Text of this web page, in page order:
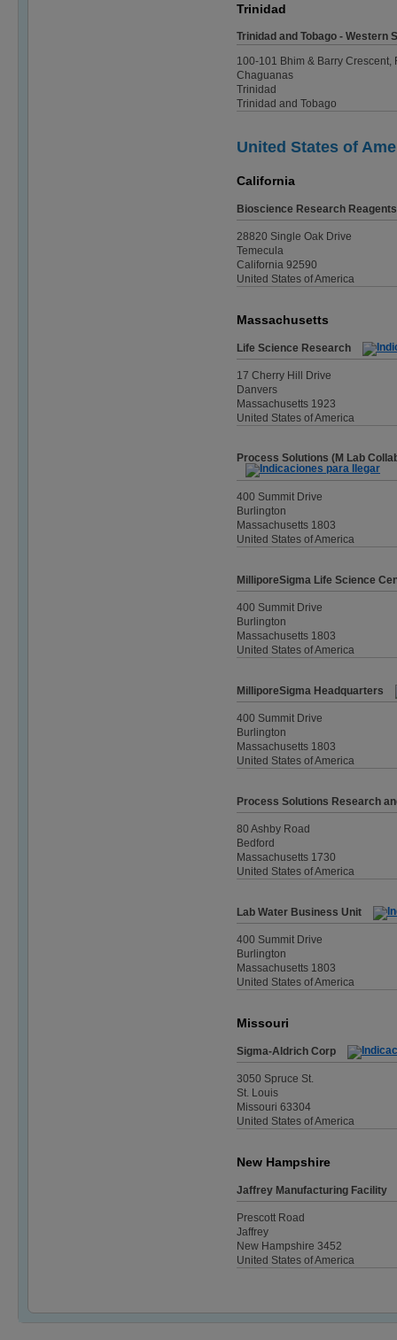
Trinidad
Trinidad and Tobago - Western
100-101 Bhim & Barry Crescent,
Chaguanas
Trinidad
Trinidad and Tobago
United States of
California
Bioscience Research
28820 Single Oak Drive
Temecula
California 92590
United States of America
Massachusetts
Life Science Research
17 Cherry Hill Drive
Danvers
Massachusetts 1923
United States of America
Process Solutions (M Lab
400 Summit Drive
Burlington
Massachusetts 1803
United States of America
MilliporeSigma Life Science
400 Summit Drive
Burlington
Massachusetts 1803
United States of America
MilliporeSigma Headquarters
400 Summit Drive
Burlington
Massachusetts 1803
United States of America
Process Solutions Research
80 Ashby Road
Bedford
Massachusetts 1730
United States of America
Lab Water Business Unit
400 Summit Drive
Burlington
Massachusetts 1803
United States of America
Missouri
Sigma-Aldrich Corp
3050 Spruce St.
St. Louis
Missouri 63304
United States of America
New Hampshire
Jaffrey Manufacturing Facility
Prescott Road
Jaffrey
New Hampshire 3452
United States of America